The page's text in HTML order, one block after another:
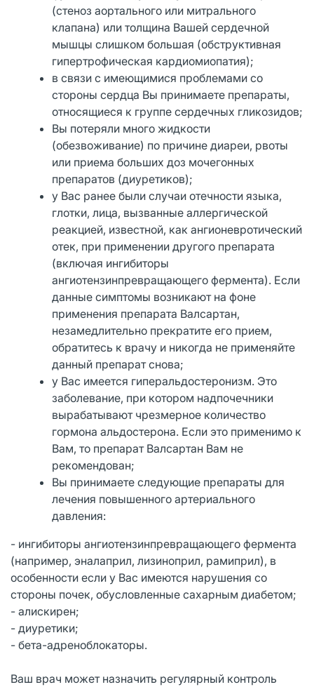
(стеноз аортального или митрального
клапана) или толщина Вашей сердечной
мышцы слишком большая (обструктивная
гипертрофическая кардиомиопатия);
в связи с имеющимися проблемами со
стороны сердца Вы принимаете препараты,
относящиеся к группе сердечных гликозидов;
Вы потеряли много жидкости
(обезвоживание) по причине диареи, рвоты
или приема больших доз мочегонных
препаратов (диуретиков);
у Вас ранее были случаи отечности языка,
глотки, лица, вызванные аллергической
реакцией, известной, как ангионевротический
отек, при применении другого препарата
(включая ингибиторы
ангиотензинпревращающего фермента). Если
данные симптомы возникают на фоне
применения препарата Валсартан,
незамедлительно прекратите его прием,
обратитесь к врачу и никогда не применяйте
данный препарат снова;
у Вас имеется гиперальдостеронизм. Это
заболевание, при котором надпочечники
вырабатывают чрезмерное количество
гормона альдостерона. Если это применимо к
Вам, то препарат Валсартан Вам не
рекомендован;
Вы принимаете следующие препараты для
лечения повышенного артериального
давления:
- ингибиторы ангиотензинпревращающего фермента
(например, эналаприл, лизиноприл, рамиприл), в
особенности если у Вас имеются нарушения со
стороны почек, обусловленные сахарным диабетом;
- алискирен;
- диуретики;
- бета-адреноблокаторы.
Ваш врач может назначить регулярный контроль